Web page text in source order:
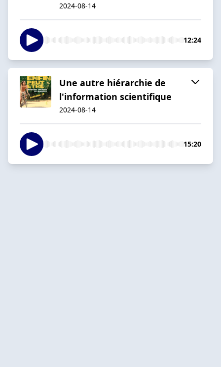
2024-08-14
12:24
Une autre hiérarchie de
l'information scientifique
2024-08-14
15:20